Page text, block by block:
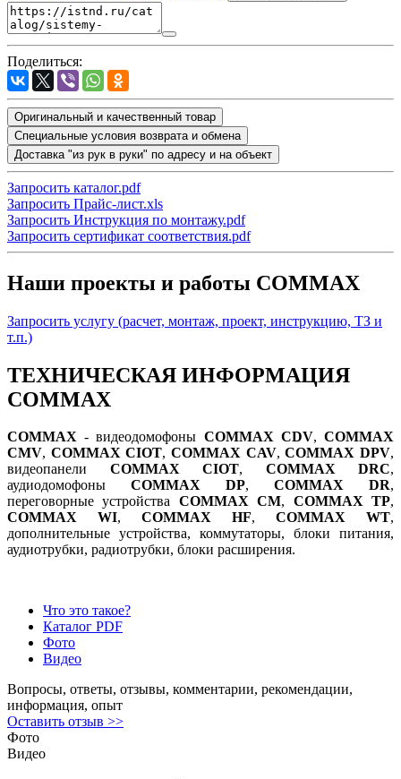
Поделиться:
Оригинальный и качественный товар
Специальные условия возврата и обмена
Доставка "из рук в руки" по адресу и на объект
Запросить каталог.pdf
Запросить Прайс-лист.xls
Запросить Инструкция по монтажу.pdf
Запросить сертификат соответствия.pdf
Наши проекты и работы COMMAX
Запросить услугу (расчет, монтаж, проект, инструкцию, ТЗ и
т.п.)
ТЕХНИЧЕСКАЯ ИНФОРМАЦИЯ
COMMAX
COMMAX - видеодомофоны COMMAX CDV,COMMAX
CMV, COMMAX CIOT,COMMAX СAV,COMMAX DPV,
видеопанели COMMAX CIOT, COMMAX DRC,
аудиодомофоны COMMAX DP, COMMAX DR,
переговорные устройства COMMAX CM, COMMAX TP,
COMMAX WI, COMMAX HF, COMMAX WT,
дополнительные устройства, коммутаторы, блоки питания,
аудиотрубки, радиотрубки, блоки расширения.
Что это такое?
Каталог PDF
Фото
Видео
Вопросы, ответы, отзывы, комментарии, рекомендации,
информация, опыт
Оставить отзыв >>
Фото
Видео